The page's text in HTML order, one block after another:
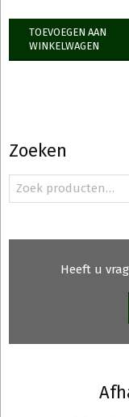
TOEVOEGEN AAN
WINKELWAGEN
Zoeken
Zoeken
naar:
Heeft u